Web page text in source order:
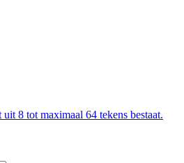
8 tot maximaal 64 tekens bestaat.